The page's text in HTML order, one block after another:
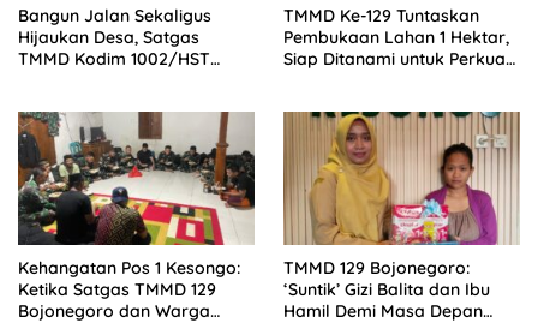
Bangun Jalan Sekaligus
Hijaukan Desa, Satgas
TMMD Kodim 1002/HST
TMMD Ke-129 Tuntaskan
Pembukaan Lahan 1 Hektar,
Siap Ditanami untuk Perkuat
Kehangatan Pos 1 Kesongo:
Ketika Satgas TMMD 129
Bojonegoro dan Warga
TMMD 129 Bojonegoro:
‘Suntik’ Gizi Balita dan Ibu
Hamil Demi Masa Depan